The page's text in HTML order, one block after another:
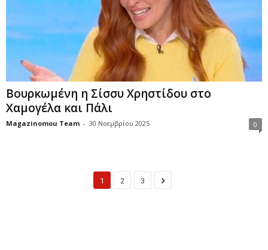
Βουρκωμένη η Σίσσυ Χρηστίδου στο
Χαμογέλα και Πάλι
Magazinomou Team - 30 Νοεμβρίου 2025 0
1 2 3